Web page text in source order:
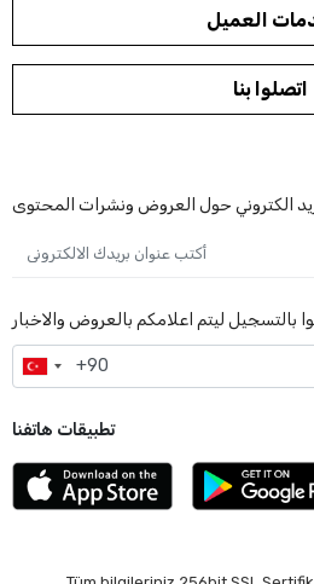
العميل
اتصلوا بنا
الكتروني حول العروض ونشرات المحتوى
بالتسجيل ليتم اعلامكم بالعروض والاخبار
تطبيقات هاتفنا